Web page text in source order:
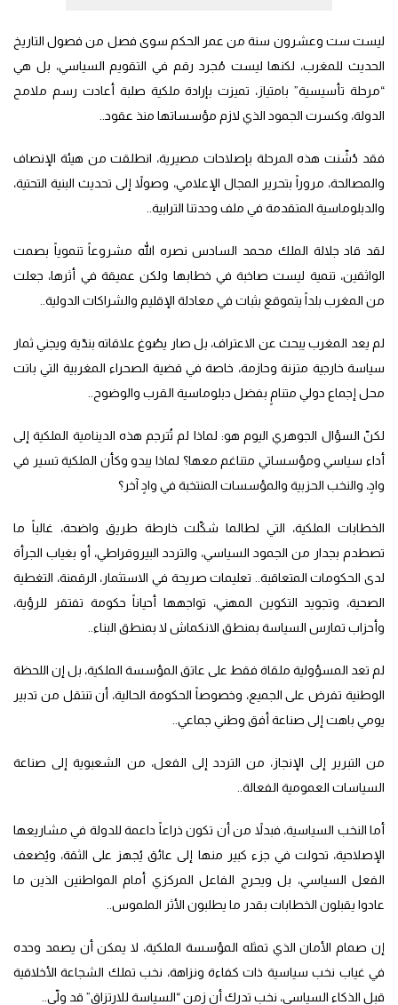
ليست ست وعشرون سنة من عمر الحكم سوى فصل من فصول التاريخ
الحديث للمغرب، لكنها ليست مُجرد رقم في التقويم السياسي، بل هي
“مرحلة تأسيسية” بامتياز، تميزت بإرادة ملكية صلبة أعادت رسم ملامح
الدولة، وكسرت الجمود الذي لازم مؤسساتها منذ عقود..
فقد دُشّنت هذه المرحلة بإصلاحات مصيرية، انطلقت من هيئة الإنصاف
والمصالحة، مروراً بتحرير المجال الإعلامي، وصولاً إلى تحديث البنية التحتية،
والدبلوماسية المتقدمة في ملف وحدتنا الترابية..
لقد قاد جلالة الملك محمد السادس نصره الله مشروعاً تنموياً بصمت
الواثقين، تنمية ليست صاخبة في خطابها ولكن عميقة في أثرها، جعلت
من المغرب بلداً يتموقع بثبات في معادلة الإقليم والشراكات الدولية..
لم يعد المغرب يبحث عن الاعتراف، بل صار يصُوغ علاقاته بندّية ويجني ثمار
سياسة خارجية متزنة وحازمة، خاصة في قضية الصحراء المغربية التي باتت
محل إجماع دولي متنامٍ بفضل دبلوماسية القرب والوضوح..
لكنّ السؤال الجوهري اليوم هو: لماذا لم تُترجم هذه الدينامية الملكية إلى
أداء سياسي ومؤسساتي متناغم معها؟ لماذا يبدو وكأن الملكية تسير في
وادٍ، والنخب الحزبية والمؤسسات المنتخبة في وادٍ آخر؟
الخطابات الملكية، التي لطالما شكّلت خارطة طريق واضحة، غالباً ما
تصطدم بجدار من الجمود السياسي، والتردد البيروقراطي، أو بغياب الجرأة
لدى الحكومات المتعاقبة.. تعليمات صريحة في الاستثمار، الرقمنة، التغطية
الصحية، وتجويد التكوين المهني، تواجهها أحياناً حكومة تفتقر للرؤية،
وأحزاب تمارس السياسة بمنطق الانكماش لا بمنطق البناء..
لم تعد المسؤولية ملقاة فقط على عاتق المؤسسة الملكية، بل إن اللحظة
الوطنية تفرض على الجميع، وخصوصاً الحكومة الحالية، أن تنتقل من تدبير
يومي باهت إلى صناعة أفق وطني جماعي..
من التبرير إلى الإنجاز، من التردد إلى الفعل، من الشعبوية إلى صناعة
السياسات العمومية الفعالة..
أما النخب السياسية، فبدلاً من أن تكون ذراعاً داعمة للدولة في مشاريعها
الإصلاحية، تحولت في جزء كبير منها إلى عائق يُجهز على الثقة، ويُضعف
الفعل السياسي، بل ويحرج الفاعل المركزي أمام المواطنين الذين ما
عادوا يقبلون الخطابات بقدر ما يطلبون الأثر الملموس..
إن صمام الأمان الذي تمثله المؤسسة الملكية، لا يمكن أن يصمد وحده
في غياب نخب سياسية ذات كفاءة ونزاهة، نخب تملك الشجاعة الأخلاقية
قبل الذكاء السياسي، نخب تدرك أن زمن “السياسة للارتزاق” قد ولّى..